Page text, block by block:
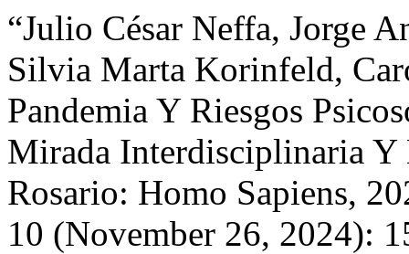
“Julio César Neffa, Jorge
Silvia Marta Korinfeld,
Pandemia Y Riesgos
Mirada Interdisciplinaria
Rosario: Homo Sapiens,
10 (November 26, 2024):